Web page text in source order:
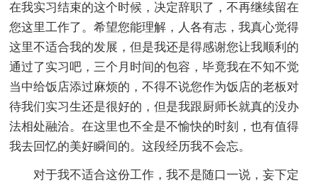
在我实习结束的这个时候，决定辞职了，不再继续留在
您这里工作了。希望您能理解，人各有志，我真心觉得
这里不适合我的发展，但是我还是得感谢您让我顺利的
通过了实习吧，三个月时间的包容，毕竟我在不知不觉
当中给饭店添过麻烦的，不得不说您作为饭店的老板对
待我们实习生还是很好的，但是我跟厨师长就真的没办
法相处融洽。在这里也不全是不愉快的时刻，也有值得
我去回忆的美好瞬间的。这段经历我不会忘。
对于我不适合这份工作，我不是随口一说，妄下定